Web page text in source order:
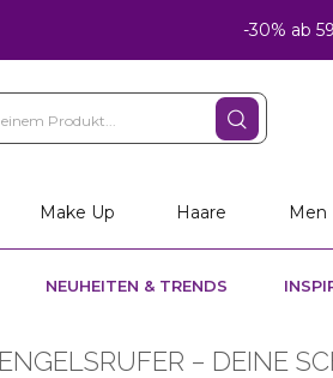
-30% ab
Make Up Haare Men
NEUHEITEN & TRENDS
ENGELSRUFER – DEINE